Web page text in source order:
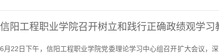
信阳工程职业学院召开树立和践行正确政绩观学习
6月22日下午，信阳工程职业学院党委理论学习中心组召开扩大会议，